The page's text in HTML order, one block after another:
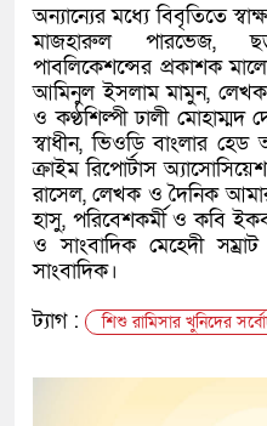
অন্যান্যের মধ্যে বিবৃতিতে
মাজহারুল পারভেজ,
পাবলিকেশন্সের প্রকাশক
আমিনুল ইসলাম মামুন,
ও কণ্ঠশিল্পী ঢালী মোহাম্মদ
স্বাধীন, ভিওডি বাংলার
ক্রাইম রিপোর্টাস
রাসেল, লেখক ও দৈনিক
হাসু, পরিবেশকর্মী ও কবি
ও সাংবাদিক মেহেদী
সাংবাদিক।
ট্যাগ :
শিশু রামিসার খুনিদের